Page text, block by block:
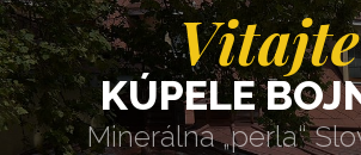
Vitajte
KÚPELE
Minerálna „perla“